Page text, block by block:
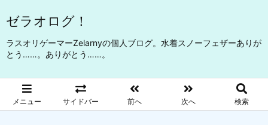
ゼラオログ！
ラスオリゲーマーZelarnyの個人ブログ。水着スノーフェザーありが
とう……。ありがとう……。
メニュー サイドバー 前へ 次へ 検索